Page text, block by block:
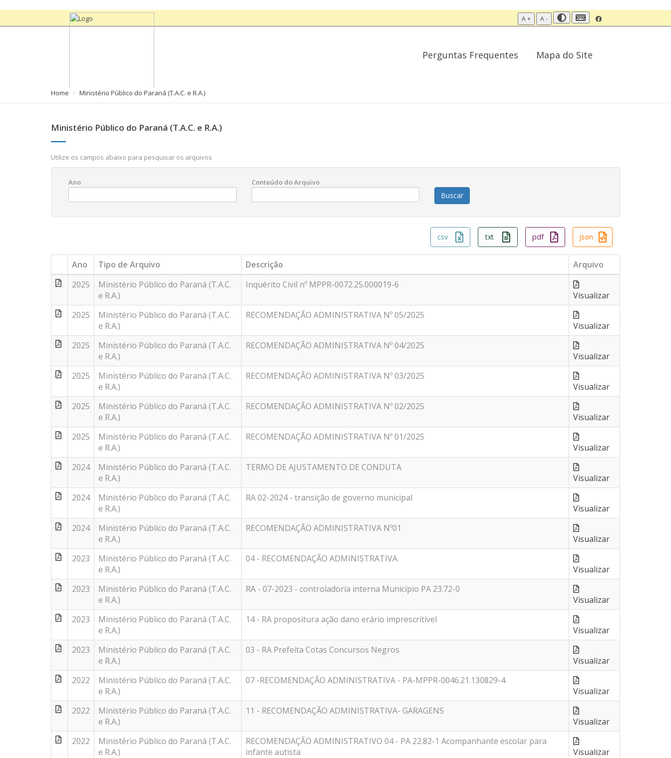
A + A -
Perguntas Frequentes Mapa do Site
Home Ministério Público do Paraná (T.A.C. e R.A.)
Ministério Público do Paraná (T.A.C. e R.A.)
Utilize os campos abaixo para pesquisar os arquivos
Ano Conteúdo do Arquivo
csv txt pdf json
Ano Tipo de Arquivo Descrição
Arquivo
2025
Ministério Público do Paraná (T.A.C.
e R.A.)
Inquérito Civil nº MPPR-0072.25.000019-6
Visualizar
2025
Ministério Público do Paraná (T.A.C.
e R.A.)
RECOMENDAÇÃO ADMINISTRATIVA Nº 05/2025
Visualizar
2025
Ministério Público do Paraná (T.A.C.
e R.A.)
RECOMENDAÇÃO ADMINISTRATIVA Nº 04/2025
Visualizar
2025
Ministério Público do Paraná (T.A.C.
e R.A.)
RECOMENDAÇÃO ADMINISTRATIVA Nº 03/2025
Visualizar
2025
Ministério Público do Paraná (T.A.C.
e R.A.)
RECOMENDAÇÃO ADMINISTRATIVA Nº 02/2025
Visualizar
2025
Ministério Público do Paraná (T.A.C.
e R.A.)
RECOMENDAÇÃO ADMINISTRATIVA Nº 01/2025
Visualizar
2024
Ministério Público do Paraná (T.A.C.
e R.A.)
TERMO DE AJUSTAMENTO DE CONDUTA
Visualizar
2024
Ministério Público do Paraná (T.A.C.
e R.A.)
RA 02-2024 - transição de governo municipal
Visualizar
2024
Ministério Público do Paraná (T.A.C.
e R.A.)
RECOMENDAÇÃO ADMINISTRATIVA Nº01
Visualizar
2023
Ministério Público do Paraná (T.A.C.
e R.A.)
04 - RECOMENDAÇÃO ADMINISTRATIVA
Visualizar
2023
Ministério Público do Paraná (T.A.C.
e R.A.)
RA - 07-2023 - controladoria interna Município PA 23.72-0
Visualizar
2023
Ministério Público do Paraná (T.A.C.
e R.A.)
14 - RA propositura ação dano erário imprescritível
Visualizar
2023
Ministério Público do Paraná (T.A.C.
e R.A.)
03 - RA Prefeita Cotas Concursos Negros
Visualizar
2022
Ministério Público do Paraná (T.A.C.
e R.A.)
07 -RECOMENDAÇÃO ADMINISTRATIVA - PA-MPPR-0046.21.130829-4
Visualizar
2022
Ministério Público do Paraná (T.A.C.
e R.A.)
11 - RECOMENDAÇÃO ADMINISTRATIVA- GARAGENS
Visualizar
2022
Ministério Público do Paraná (T.A.C.
e R.A.)
RECOMENDAÇÃO ADMINISTRATIVO 04 - PA 22.82-1 Acompanhante escolar para
infante autista
Visualizar